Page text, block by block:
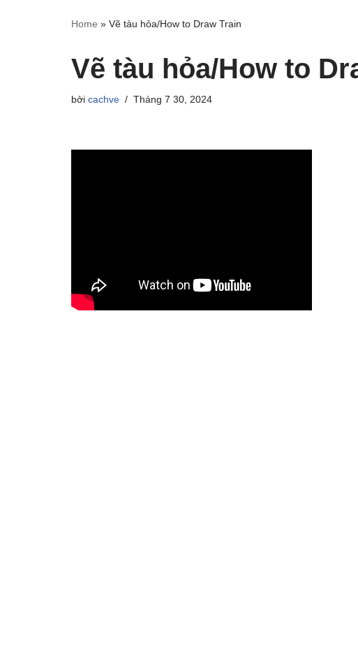
Home » Vẽ tàu hỏa/How to Draw Train
Vẽ tàu hỏa/How to
bởi cachve Tháng 7 30, 2024